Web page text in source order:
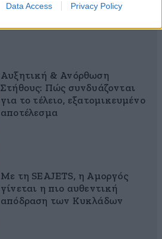
Data Access Privacy Policy
Αυξητική & Ανόρθωση
Στήθους: Πώς συνδυάζονται
για το τέλειο, εξατομικευμένο
αποτέλεσμα
Με τη SEAJETS, η Αμοργός
γίνεται η πιο αυθεντική
απόδραση των Κυκλάδων